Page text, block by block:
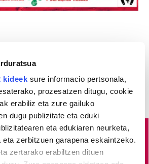
kideek sure informacio pertsonala,
prozesatzen ditugu, cookie
erabiliz eta zure gailuko
dugu publizitate eta eduki
eta edukiaren neurketa,
zerbitzuen garapena eskaintzeko.
zertarako erabiltzen dituen
euskaraz, libre eta kalitatez
zure babesa ezinbestekoa